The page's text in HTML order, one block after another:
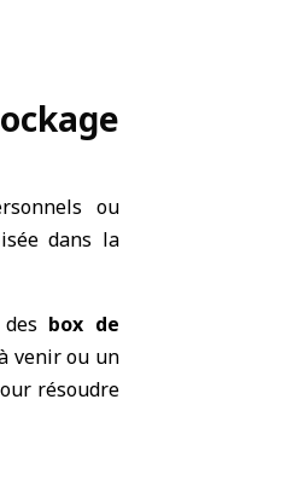
ou
dans la
box de
venir ou un
résoudre